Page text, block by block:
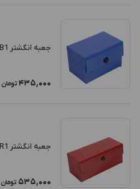
جعبه انگشتر UAP1 PCB1
435,000 تومان
جعبه انگشتر UAP2 PCR1
535,000 تومان